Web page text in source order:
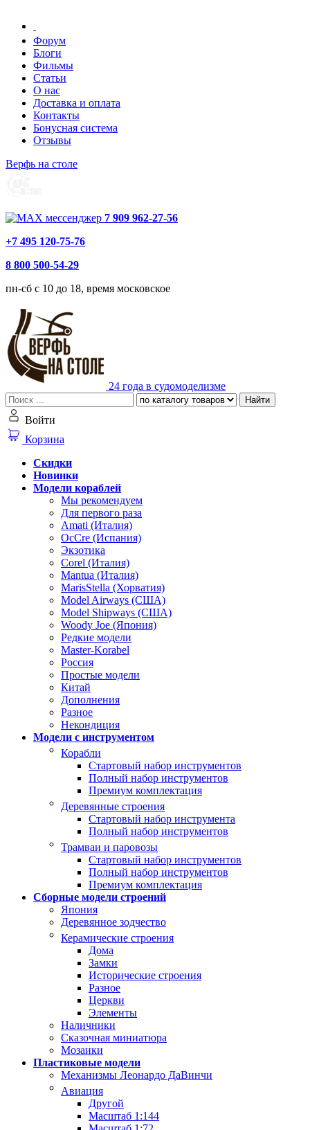
Форум
Блоги
Фильмы
Статьи
О нас
Доставка и оплата
Контакты
Бонусная система
Отзывы
Верфь на столе
7 909 962-27-56
+7 495 120-75-76
8 800 500-54-29
пн-сб с 10 до 18, время московское
24 года в судомоделизме
Найти
Войти
Корзина
Скидки
Новинки
Модели кораблей
Мы рекомендуем
Для первого раза
Amati (Италия)
OcCre (Испания)
Экзотика
Corel (Италия)
Mantua (Италия)
MarisStella (Хорватия)
Model Airways (США)
Model Shipways (США)
Woody Joe (Япония)
Редкие модели
Master-Korabel
Россия
Простые модели
Китай
Дополнения
Разное
Некондиция
Модели с инструментом
Корабли
Стартовый набор инструментов
Полный набор инструментов
Премиум комплектация
Деревянные строения
Стартовый набор инструмента
Полный набор инструментов
Трамваи и паровозы
Стартовый набор инструментов
Полный набор инструментов
Премиум комплектация
Сборные модели строений
Япония
Деревянное зодчество
Керамические строения
Дома
Замки
Исторические строения
Разное
Церкви
Элементы
Наличники
Сказочная миниатюра
Мозаики
Пластиковые модели
Механизмы Леонардо ДаВинчи
Авиация
Другой
Масштаб 1:144